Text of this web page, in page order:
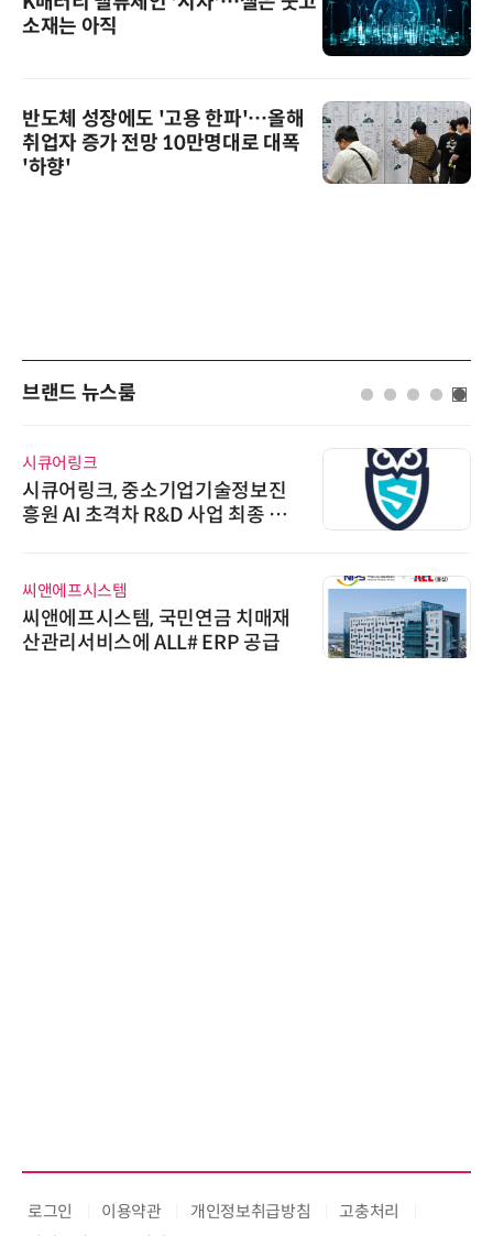
소재는 아직
반도체 성장에도 '고용 한파'…올해
취업자 증가 전망 10만명대로 대폭
'하향'
브랜드 뉴스룸
시큐어링크
시큐어링크, 중소기업기술정보진
흥원 AI 초격차 R&D 사업 최종 선
씨앤에프시스템
씨앤에프시스템, 국민연금 치매재
산관리서비스에 ALL# ERP 공급
로그인 이용약관 개인정보취급방침
고충처리